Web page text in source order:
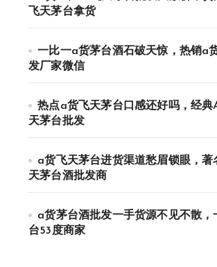
飞天茅台拿货
一比一a货茅台酒石破天惊，热销a
发厂家微信
热点a货飞天茅台口感还好吗，经典
天茅台批发
a货飞天茅台进货渠道愁眉锁眼，著
天茅台酒批发商
a货茅台酒批发一手货源不见不散，
台53度商家